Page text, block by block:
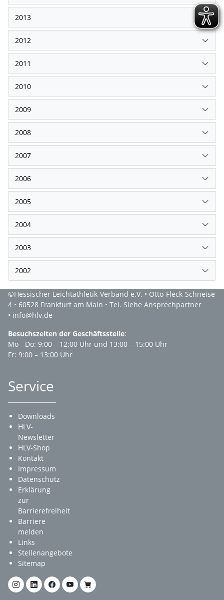
2013
2012
2011
2010
2009
2008
2007
2006
2005
2004
2003
2002
©Hessischer Leichtathletik-Verband e.V. • Otto-Fleck-Schneise
4 • 60528 Frankfurt am Main • Tel. Siehe Ansprechpartner
• info@hlv.de
Besuchszeiten der Geschäftsstelle:
Mo - Do: 9:00 – 12:00 Uhr und 13:00 – 15:00 Uhr
Fr: 9:00 – 13:00 Uhr
Service
Downloads
HLV-
Newsletter
HLV-Shop
Kontakt
Impressum
Datenschutz
Erklärung
zur
Barrierefreiheit
Barriere
melden
Links
Stellenangebote
Sitemap